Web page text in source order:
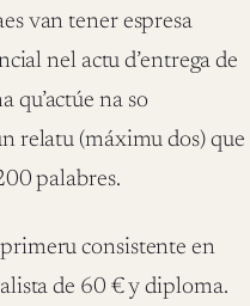
van tener espresa
nel actu d’entrega de
qu’actúe na so
relatu (máximu dos) que
palabres.
consistente en
de 60 € y diploma.